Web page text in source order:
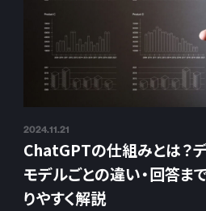
2024.11.21
ChatGPTの仕組みとは？
モデルごとの違い・回答ま
りやすく解説